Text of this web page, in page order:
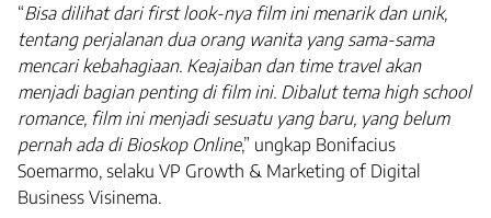
“Bisa dilihat dari first look-nya film ini menarik dan unik,
tentang perjalanan dua orang wanita yang sama-sama
mencari kebahagiaan. Keajaiban dan time travel akan
menjadi bagian penting di film ini. Dibalut tema high school
romance, film ini menjadi sesuatu yang baru, yang belum
pernah ada di Bioskop Online,” ungkap Bonifacius
Soemarmo, selaku VP Growth & Marketing of Digital
Business Visinema.